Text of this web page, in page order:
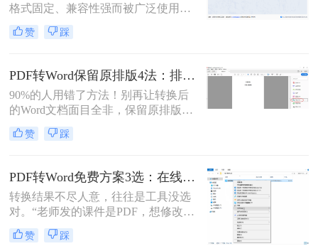
格式固定、兼容性强而被广泛使用。
然而，PDF的静态特性也带来了编辑
困难的问题。为了便于修改和协作，
许多用户的刚需。那么pdf怎么转换成
word文档呢？本文将详细介绍五种常
用的PDF转Word方法，帮助您选择最
适合自己的解决方案。
赞 踩
PDF转Word保留原排版4法：排版优先模式、OCR选项和格式修复全流程！
90%的人用错了方法！别再让转换后
的Word文档面目全非，保留原排版的
秘密就在这里。“这表格怎么全乱
了？”、“字体全变了，我还得一个个
PDF转为Word文档时，最崩溃的瞬
间。一份精心排版的PDF报告，转换
后却变成需要“二次加工”的混乱文
档，不仅浪费时间，更可能引发关键
信息错漏的风险。那么pdf转word怎么
保留原排版呢？
赞 踩
PDF转Word免费方案3选：在线免费额度、客户端试用和Word自带的区别！
转换结果不尽人意，往往是工具没选
对。“老师发的课件是PDF，想修改内
容怎么办？”“客户发来的合同是
PDF，需要调整条款怎么处理？”从事
赞 踩